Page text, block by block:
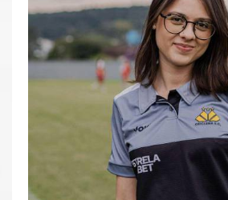
SALA
TODOS
FOTOS
PODCASTS